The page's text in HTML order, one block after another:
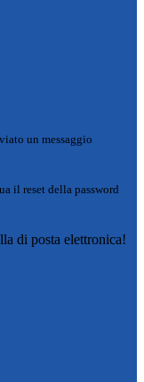
un messaggio
il reset della password
di posta elettronica!